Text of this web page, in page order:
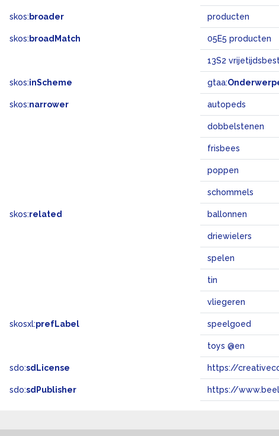
skos: broader producten
skos: broadMatch 05E5 producten
13S2
skos:inScheme gtaa:
skos:narrower autopeds
dobbelstenen
frisbees
poppen
schommels
skos:related ballonnen
driewielers
spelen
tin
vliegeren
skosxl:prefLabel speelgoed
toys @en
sdo:sdLicense https://
sdo:sdPublisher https://